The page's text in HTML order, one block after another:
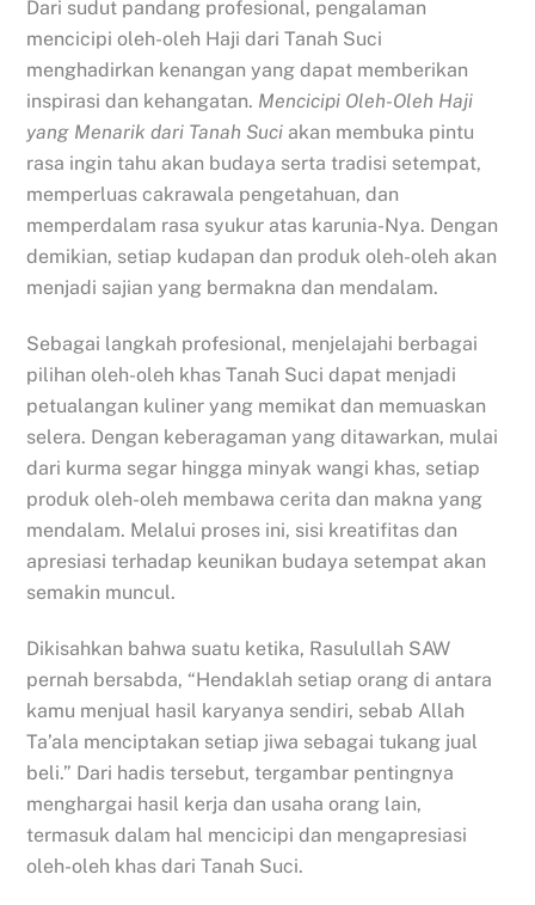
Dari sudut pandang profesional, pengalaman
mencicipi oleh-oleh Haji dari Tanah Suci
menghadirkan kenangan yang dapat memberikan
inspirasi dan kehangatan. Mencicipi Oleh-Oleh Haji
yang Menarik dari Tanah Suci akan membuka pintu
rasa ingin tahu akan budaya serta tradisi setempat,
memperluas cakrawala pengetahuan, dan
memperdalam rasa syukur atas karunia-Nya. Dengan
demikian, setiap kudapan dan produk oleh-oleh akan
menjadi sajian yang bermakna dan mendalam.
Sebagai langkah profesional, menjelajahi berbagai
pilihan oleh-oleh khas Tanah Suci dapat menjadi
petualangan kuliner yang memikat dan memuaskan
selera. Dengan keberagaman yang ditawarkan, mulai
dari kurma segar hingga minyak wangi khas, setiap
produk oleh-oleh membawa cerita dan makna yang
mendalam. Melalui proses ini, sisi kreatifitas dan
apresiasi terhadap keunikan budaya setempat akan
semakin muncul.
Dikisahkan bahwa suatu ketika, Rasulullah SAW
pernah bersabda, “Hendaklah setiap orang di antara
kamu menjual hasil karyanya sendiri, sebab Allah
Ta’ala menciptakan setiap jiwa sebagai tukang jual
beli.” Dari hadis tersebut, tergambar pentingnya
menghargai hasil kerja dan usaha orang lain,
termasuk dalam hal mencicipi dan mengapresiasi
oleh-oleh khas dari Tanah Suci.